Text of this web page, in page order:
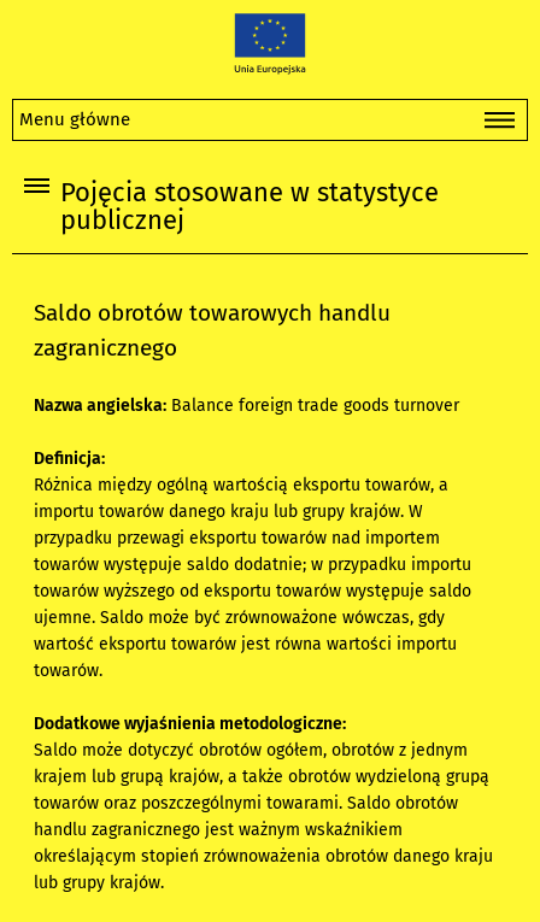
Menu główne
Pojęcia stosowane w statystyce
publicznej
Saldo obrotów towarowych handlu
zagranicznego
Nazwa angielska: Balance foreign trade goods turnover
Definicja:
Różnica między ogólną wartością eksportu towarów, a
importu towarów danego kraju lub grupy krajów. W
przypadku przewagi eksportu towarów nad importem
towarów występuje saldo dodatnie; w przypadku importu
towarów wyższego od eksportu towarów występuje saldo
ujemne. Saldo może być zrównoważone wówczas, gdy
wartość eksportu towarów jest równa wartości importu
towarów.
Dodatkowe wyjaśnienia metodologiczne:
Saldo może dotyczyć obrotów ogółem, obrotów z jednym
krajem lub grupą krajów, a także obrotów wydzieloną grupą
towarów oraz poszczególnymi towarami. Saldo obrotów
handlu zagranicznego jest ważnym wskaźnikiem
określającym stopień zrównoważenia obrotów danego kraju
lub grupy krajów.